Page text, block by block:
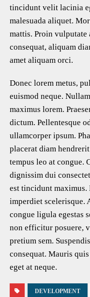
tincidunt velit lacinia
malesuada aliquet.
mattis. Proin
consequat, aliquam
amet aliquam orci.
Donec lorem metus,
euismod neque.
maximus lorem.
dictum. Pellentesque
ullamcorper ipsum.
placerat diam
tempus leo at
dignissim dui
est tincidunt maximus.
imperdiet scelerisque.
congue ligula egestas
non efficitur posuere,
pretium sem.
consequat. Mauris
eget at neque.
DEVELOPMENT